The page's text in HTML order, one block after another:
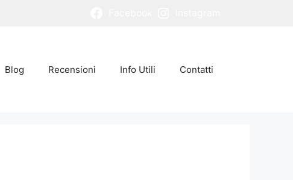
Blog Recensioni Info Utili Contatti